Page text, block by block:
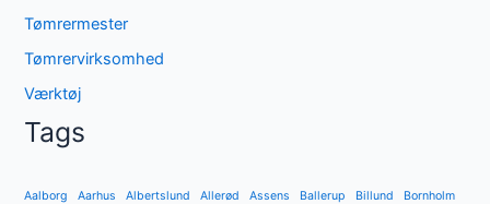
Tømrermester
Tømrervirksomhed
Værktøj
Tags
Aalborg Aarhus Albertslund Allerød Assens Ballerup Billund Bornholm